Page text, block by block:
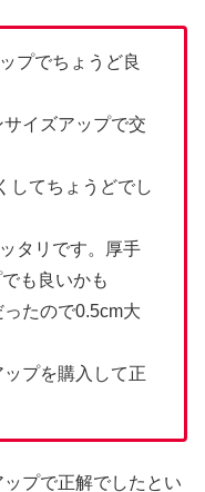
プでちょうど良
サイズアップで交
してちょうどでし
タリです。厚手
も良いかも
ったので0.5cm大
ップを購入して正
プで正解でしたとい